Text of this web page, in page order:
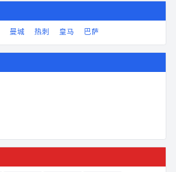
曼城 热刺 皇马 巴萨